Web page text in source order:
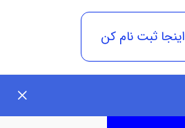
اینجا ثبت نام کن